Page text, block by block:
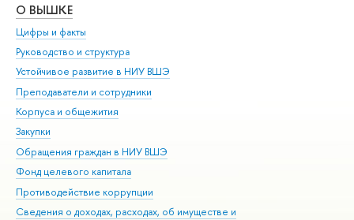
О ВЫШКЕ
Цифры и факты
Руководство и структура
Устойчивое развитие в НИУ ВШЭ
Преподаватели и сотрудники
Корпуса и общежития
Закупки
Обращения граждан в НИУ ВШЭ
Фонд целевого капитала
Противодействие коррупции
Сведения о доходах, расходах, об имуществе и